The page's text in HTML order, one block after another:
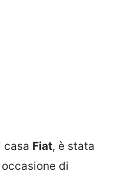
casa Fiat, è stata
di